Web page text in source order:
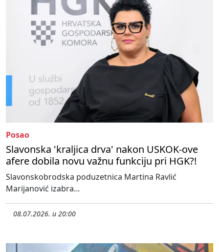
Posao
Slavonska 'kraljica drva' nakon USKOK-ove
afere dobila novu važnu funkciju pri HGK?!
Slavonskobrodska poduzetnica Martina Ravlić
Marijanović izabra...
08.07.2026. u 20:00